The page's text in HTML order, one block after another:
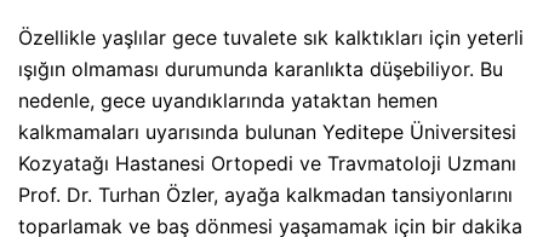
Özellikle yaşlılar gece tuvalete sık kalktıkları için yeterli
ışığın olmaması durumunda karanlıkta düşebiliyor. Bu
nedenle, gece uyandıklarında yataktan hemen
kalkmamaları uyarısında bulunan Yeditepe Üniversitesi
Kozyatağı Hastanesi Ortopedi ve Travmatoloji Uzmanı
Prof. Dr. Turhan Özler, ayağa kalkmadan tansiyonlarını
toparlamak ve baş dönmesi yaşamamak için bir dakika